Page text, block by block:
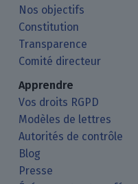
Nos objectifs
Constitution
Transparence
Comité directeur
Apprendre
Vos droits RGPD
Modèles de lettres
Autorités de contrôle
Blog
Presse